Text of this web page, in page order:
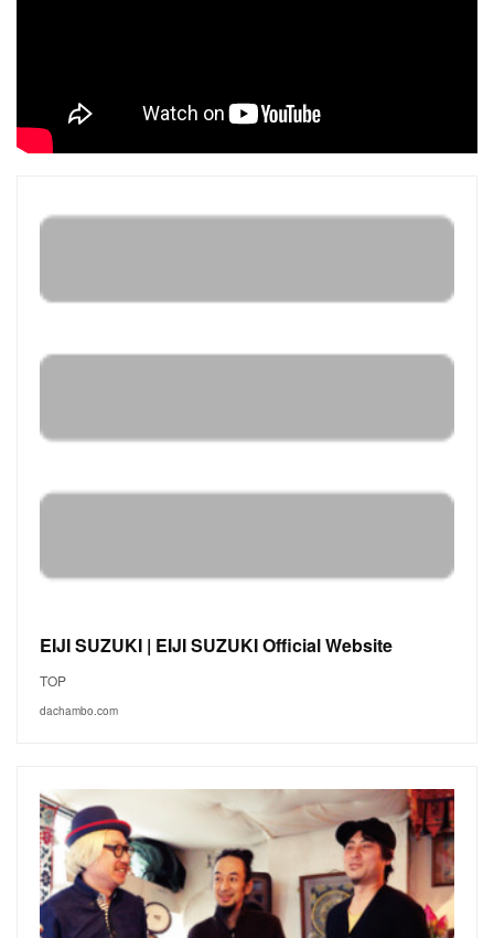
EIJI SUZUKI | EIJI SUZUKI Official Website
TOP
dachambo.com